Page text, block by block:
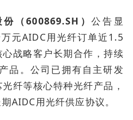
份（600869.SH）公告显
元AIDC用光纤订单近1.5
战略客户长期合作，持续
品。公司已拥有自主研发
纤等核心特种光纤产品，
AIDC用光纤供应协议。